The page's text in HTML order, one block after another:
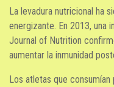
La levadura nutricional ha
energizante. En 2013, una
Journal of Nutrition
aumentar la inmunidad
Los atletas que